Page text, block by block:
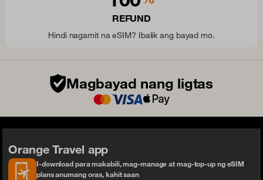
REFUND
Hindi nagamit na eSIM? Ibalik ang bayad mo.
Magbayad nang ligtas
Orange Travel app
I-download para makabili, mag-manage at mag-top-up ng eSIM
plans anumang oras, kahit saan